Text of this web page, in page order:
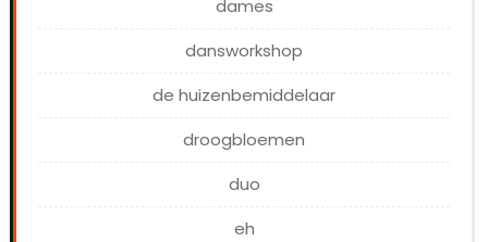
dames
dansworkshop
de huizenbemiddelaar
droogbloemen
duo
eh